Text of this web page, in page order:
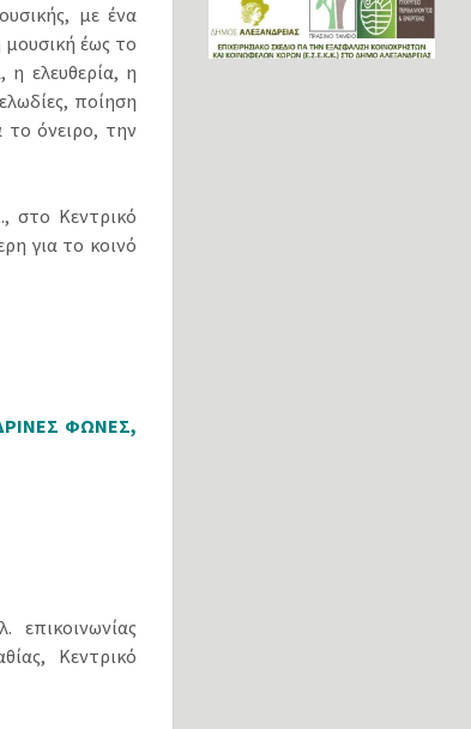
με ένα
έως το
η ελευθερία, η
ποίηση
το όνειρο, την
στο Κεντρικό
για το κοινό
ΦΩΝΕΣ,
Κεντρικό